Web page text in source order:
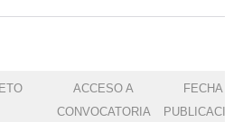
ACCESO A
CONVOCATORIA
FECHA
PUBLICACION